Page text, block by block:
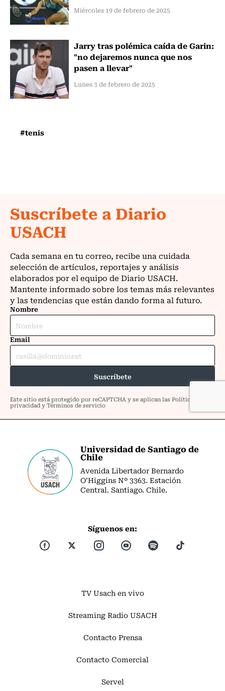
Miércoles 19 de febrero de 2025
Jarry tras polémica caída de Garin:
"no dejaremos nunca que nos
pasen a llevar"
Lunes 3 de febrero de 2025
#tenis
Universidad de Santiago de
Chile
Avenida Libertador Bernardo
O’Higgins Nº 3363. Estación
Central. Santiago. Chile.
Síguenos en:
TV Usach en vivo
Streaming Radio USACH
Contacto Prensa
Contacto Comercial
Servel